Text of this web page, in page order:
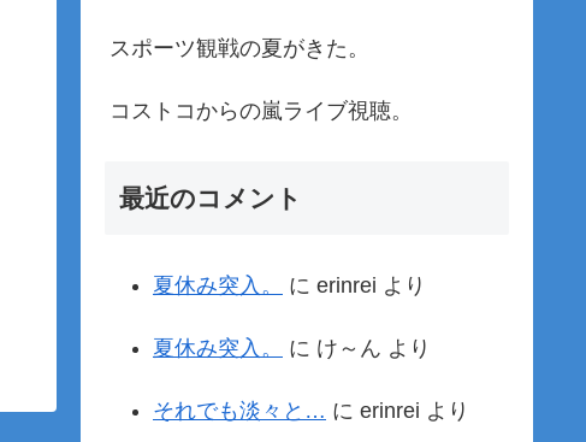
スポーツ観戦の夏がきた。
コストコからの嵐ライブ視聴。
最近のコメント
夏休み突入。 に erinrei より
夏休み突入。 に け～ん より
それでも淡々と… に erinrei より